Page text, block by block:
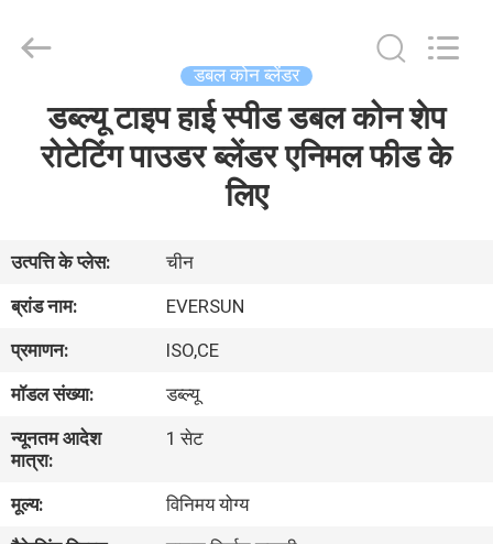
वीआर
दिखाएँ
हमारे
बारे
में
कारखाना
डबल कोन ब्लेंडर
डब्ल्यू टाइप हाई स्पीड डबल कोन शेप
रोटेटिंग पाउडर ब्लेंडर एनिमल फीड के
लिए
उत्पत्ति के प्लेस:
चीन
ब्रांड नाम:
EVERSUN
प्रमाणन:
ISO,CE
मॉडल संख्या:
डब्ल्यू
न्यूनतम आदेश
मात्रा:
1 सेट
मूल्य:
विनिमय योग्य